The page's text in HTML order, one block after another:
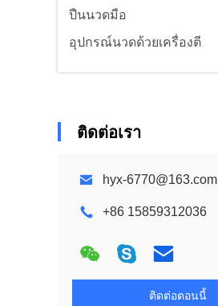
ปืนนวดมือ
อุปกรณ์นวดด้วยเครื่องตี
ติดต่อเรา
hyx-6770@163.com
+86 15859312036
ติดต่อตอนนี้